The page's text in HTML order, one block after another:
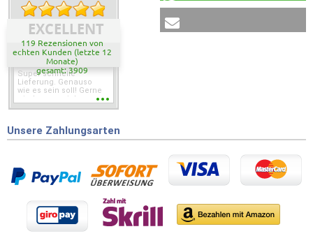
EXCELLENT
119 Rezensionen von
echten Kunden (letzte 12
Monate)
gesamt: 3909
Super schnelle
Lieferung. Genauso
wie es sein soll! Gerne
wieder wenn ich was
Unsere Zahlungsarten